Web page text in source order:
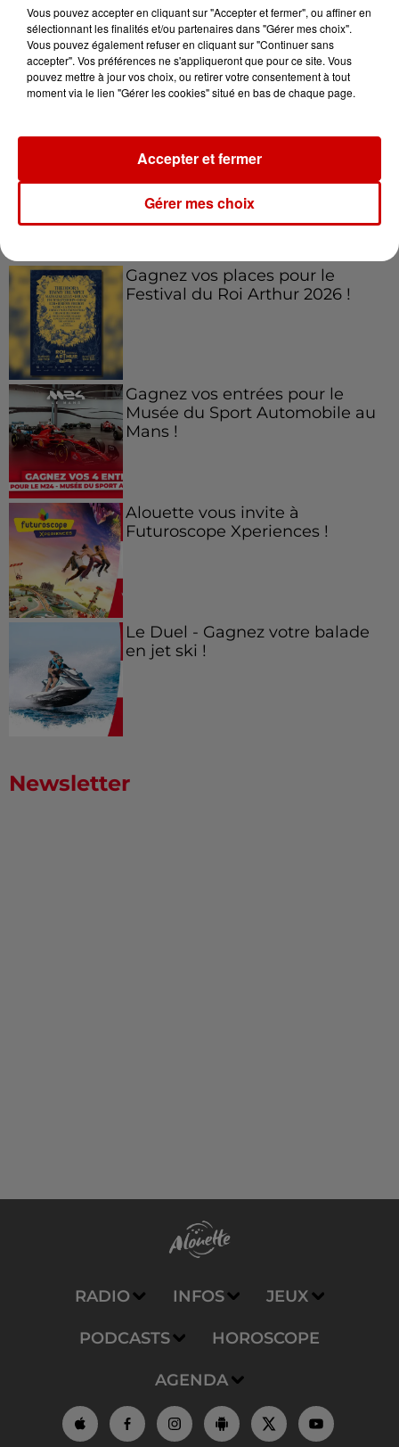
7h03
Deux-Sèvres : le Citroën C15 a le
Jeux Voir plus
Gagnez vos places pour le
Festival du Roi Arthur 2026 !
Gagnez vos entrées pour le
Musée du Sport Automobile au
Mans !
Alouette vous invite à
Futuroscope Xperiences !
Le Duel - Gagnez votre balade
en jet ski !
Newsletter
RADIO INFOS JEUX
PODCASTS HOROSCOPE
AGENDA
Vous pouvez accepter en cliquant sur "Accepter et fermer", ou affiner en
sélectionnant les finalités et/ou partenaires dans "Gérer mes choix".
Vous pouvez également refuser en cliquant sur "Continuer sans
accepter". Vos préférences ne s'appliqueront que pour ce site. Vous
pouvez mettre à jour vos choix, ou retirer votre consentement à tout
moment via le lien "Gérer les cookies" situé en bas de chaque page.
Gérer mes choix
Accepter et fermer